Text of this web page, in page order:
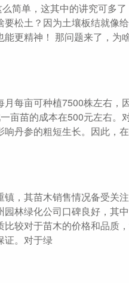
简单，这其中的讲究可多
松土？因为土壤板结就像
更精神！ 那问题来了，
每亩可种植7500株左右
亩苗的成本在500元左右。
丹参的粗短生长。因此，
，其苗木销售情况备受关
林绿化公司口碑良好，其
较对于苗木的价格和品质
证。对于绿